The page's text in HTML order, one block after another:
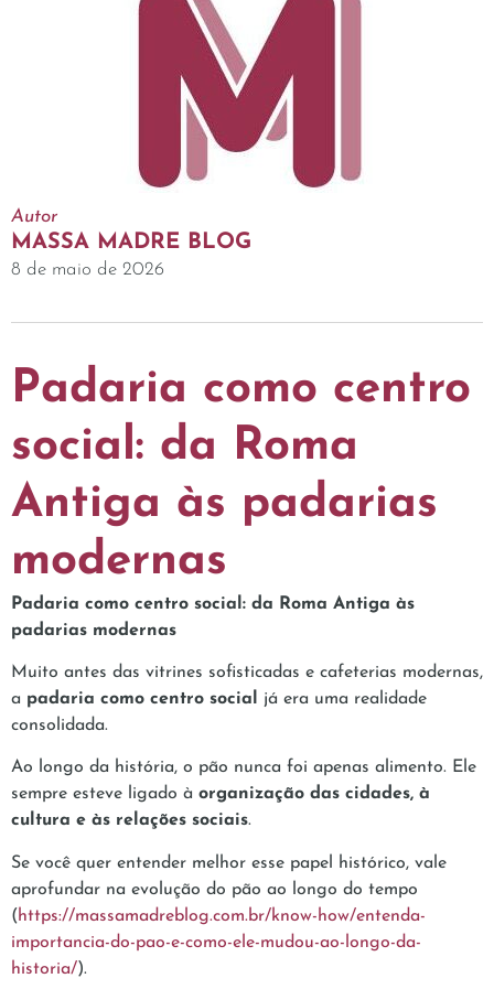
Autor
MASSA MADRE BLOG
8 de maio de 2026
Padaria como centro
social: da Roma
Antiga às padarias
modernas
Padaria como centro social: da Roma Antiga às
padarias modernas
Muito antes das vitrines sofisticadas e cafeterias modernas,
a padaria como centro social
já era uma realidade
consolidada.
Ao longo da história, o pão nunca foi apenas alimento. Ele
sempre esteve ligado à organização das cidades, à
cultura e às relações sociais.
Se você quer entender melhor esse papel histórico, vale
aprofundar na evolução do pão ao longo do tempo
(https://massamadreblog.com.br/know-how/entenda-
importancia-do-pao-e-como-ele-mudou-ao-longo-da-
historia/).